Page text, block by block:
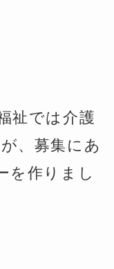
祉では介護
、募集にあ
を作りまし